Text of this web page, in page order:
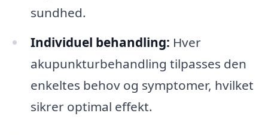
sundhed.
Individuel behandling: Hver
akupunkturbehandling tilpasses den
enkeltes behov og symptomer, hvilket
sikrer optimal effekt.